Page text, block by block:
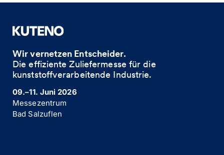
Wir vernetzen Entscheider.
Die effiziente Zuliefermesse für die
kunststoffverarbeitende Industrie. ​
09.–11. Juni 2026
Messezentrum
Bad Salzuflen